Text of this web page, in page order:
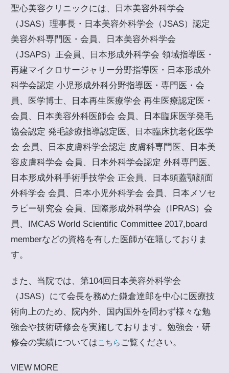
聖心美容クリニックには、日本美容外科学会
（JSAS）理事長・日本美容外科学会（JSAS）認定
美容外科専門医・会員、日本美容外科学会
（JSAPS）正会員、日本形成外科学会 領域指導医・
再建マイクロサージャリー分野指導医・日本形成外
科学会認定 小児形成外科分野指導医・専門医・会
員、医学博士、日本再生医療学会 再生医療認定医・
会員、日本美容外科医師会 会員、日本臨床医学発毛
協会認定 発毛診療指導認定医、日本臨床抗老化医学
会 会員、日本皮膚科学会認定 皮膚科専門医、日本美
容皮膚科学会 会員、日本外科学会認定 外科専門医、
日本形成外科手術手技学会 正会員、日本頭蓋顎顔面
外科学会 会員、日本小児外科学会 会員、日本メソセ
ラピー研究会 会員、国際形成外科学会（IPRAS）会
員、IMCAS World Scientific Committee 2017,board
memberなどの資格を有した医師が在籍しておりま
す。
また、当院では、第104回日本美容外科学会
（JSAS）にて会長を務めた鎌倉達郎を中心に医療技
術向上のため、院内外、国内国外を問わず様々な勉
強会や技術研修会を実施しております。勉強会・研
修会の実績についてはこちら ご覧ください。
VIEW MORE